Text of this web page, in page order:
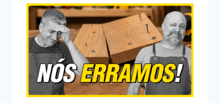
TANTA
GENTE
ENTRANDO
NA
MARCENARIA?
ENTENDA
O
QUE
MUDOU
NOS
ÚLTIMOS